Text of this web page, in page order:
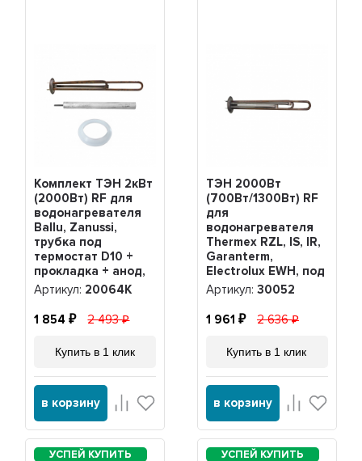
Комплект ТЭН 2кВт
(2000Вт) RF для
водонагревателя
Ballu, Zanussi,
трубка под
термостат D10 +
прокладка + анод,
20064K
Артикул: 20064K
1 854 2 493
Купить в 1 клик
в корзину
ТЭН 2000Вт
(700Вт/1300Вт) RF
для
водонагревателя
Thermex RZL, IS, IR,
Garanterm,
Electrolux EWH, под
анод М4, 30052
Артикул: 30052
1 961 2 636
Купить в 1 клик
в корзину